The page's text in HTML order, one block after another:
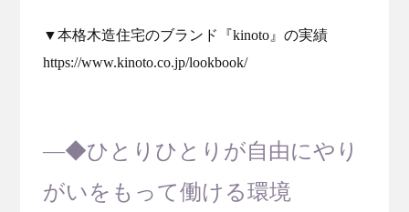
▼本格⽊造住宅のブランド『kinoto』の実績
https://www.kinoto.co.jp/lookbook/
―◆ひとりひとりが自由にやり
がいをもって働ける環境